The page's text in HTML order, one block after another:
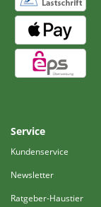
Service
Kundenservice
Newsletter
Ratgeber-Haustier